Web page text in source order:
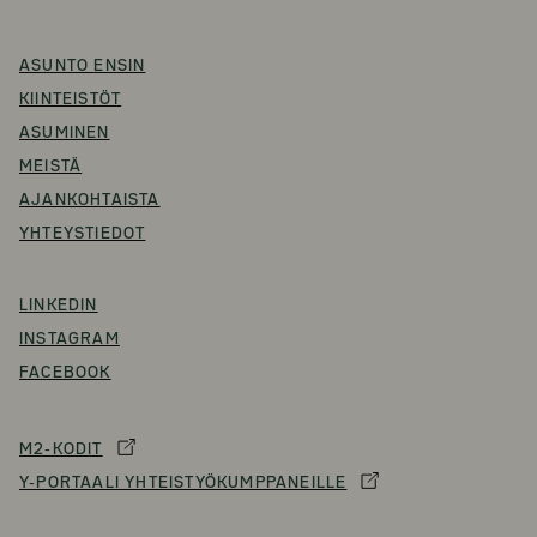
ASUNTO ENSIN
KIINTEISTÖT
ASUMINEN
MEISTÄ
AJANKOHTAISTA
YHTEYSTIEDOT
LINKEDIN
INSTAGRAM
FACEBOOK
M2-KODIT
Y-PORTAALI YHTEISTYÖKUMPPANEILLE